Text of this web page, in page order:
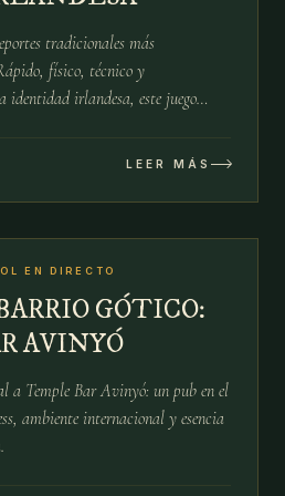
tradicionales más
físico, técnico y
identidad irlandesa, este juego
LEER MÁS
EN DIRECTO
GÓTICO:
AVINYÓ
a Temple Bar Avinyó: un pub en el
ambiente internacional y esencia